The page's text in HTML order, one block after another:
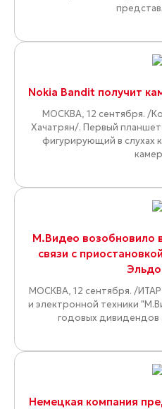
Nokia Bandit получит
МОСКВА, 12 сентября. /
Хачатрян/. Первый
фигурирующий в слухах
М.Видео возобновило
связи с
МОСКВА, 12 сентября. /
и электронной техники
годовых дивидендов
Немецкая компания